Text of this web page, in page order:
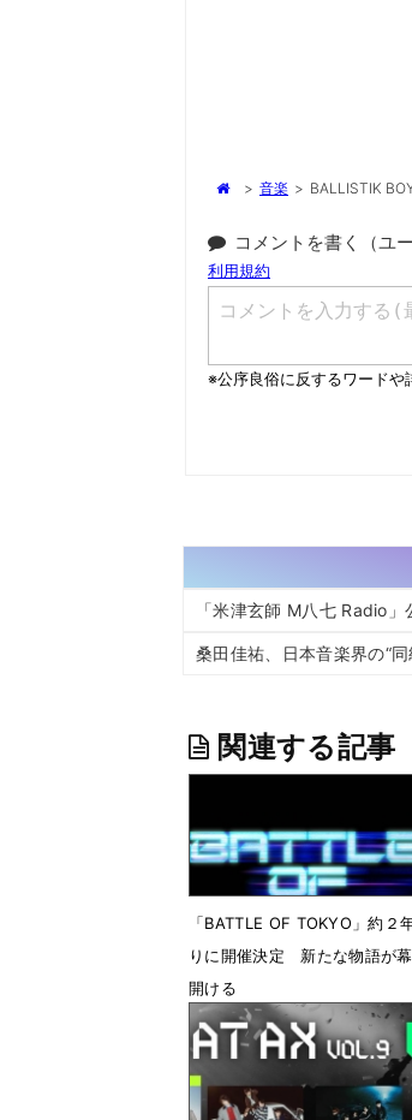
> 音楽 > BALLISTIK
コメントを書く（ユ
「米津玄師 M八七 Radio
桑田佳祐、日本音楽界の“
関連する記事
「BATTLE OF TOKYO」約２
りに開催決定 新たな物語が
開ける
5月14日 23時40分